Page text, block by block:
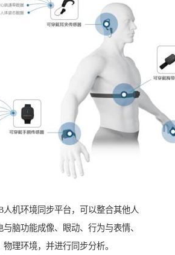
人机环境同步平台，可以整合其他人
脑功能成像、眼动、行为与表情、
理环境，并进行同步分析。